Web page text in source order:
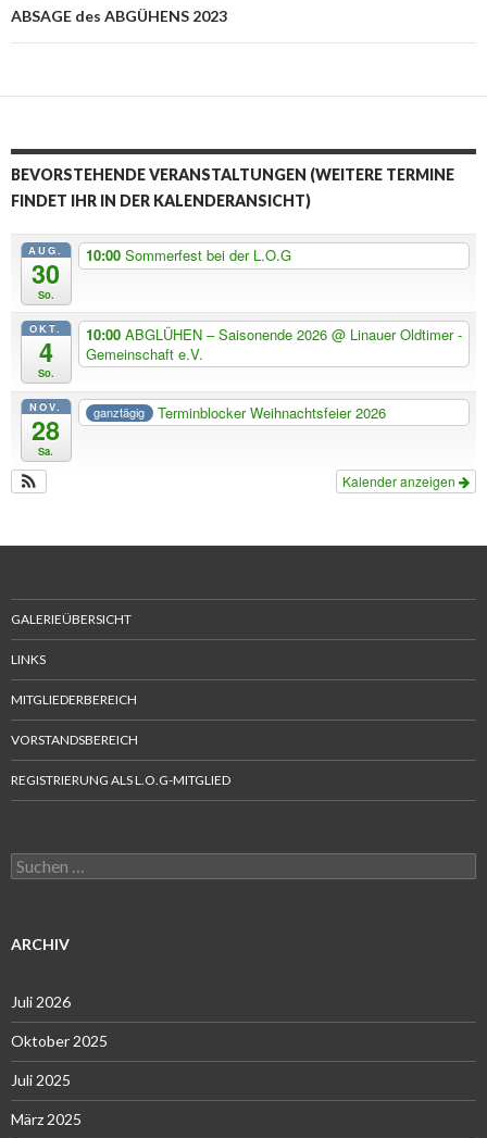
ABSAGE des ABGÜHENS 2023
BEVORSTEHENDE VERANSTALTUNGEN (WEITERE TERMINE
FINDET IHR IN DER KALENDERANSICHT)
AUG.
30
So.
10:00 Sommerfest bei der L.O.G
OKT.
4
So.
10:00 ABGLÜHEN – Saisonende 2026 @ Linauer Oldtimer -
Gemeinschaft e.V.
NOV.
28
Sa.
ganztägig Terminblocker Weihnachtsfeier 2026
Kalender anzeigen
GALERIEÜBERSICHT
LINKS
MITGLIEDERBEREICH
VORSTANDSBEREICH
REGISTRIERUNG ALS L.O.G-MITGLIED
Suchen
nach:
ARCHIV
Juli 2026
Oktober 2025
Juli 2025
März 2025